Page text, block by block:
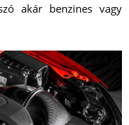
akár benzines vagy